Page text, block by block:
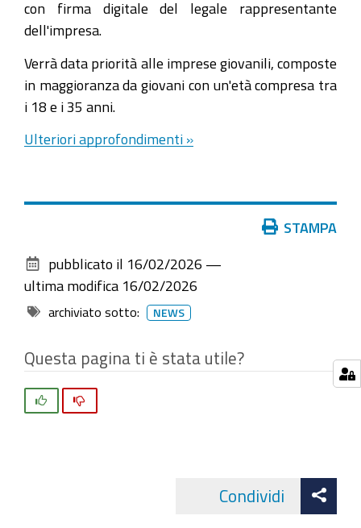
con firma digitale del legale rappresentante
dell'impresa.
Verrà data priorità alle imprese giovanili, composte
in maggioranza da giovani con un'età compresa tra
i 18 e i 35 anni.
Ulteriori approfondimenti »
documento
STAMPA
pubblicato il 16/02/2026 —
ultima modifica 16/02/2026
archiviato sotto: NEWS
Questa pagina ti è stata utile?
Condividi